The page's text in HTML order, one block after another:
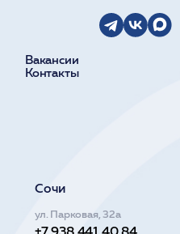
Вакансии
Контакты
Сочи
ул. Парковая, 32а
+7 938 441 40 84